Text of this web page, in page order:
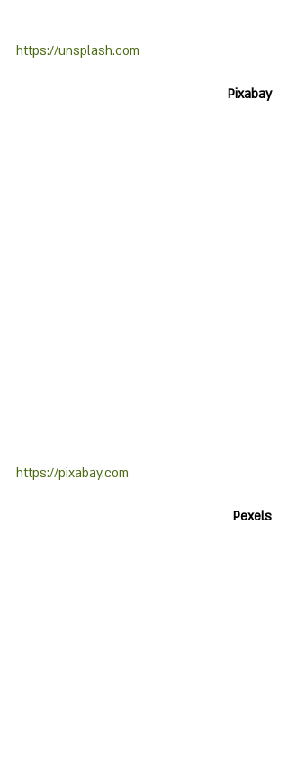
https://unsplash.com
Pixabay
https://pixabay.com
Pexels